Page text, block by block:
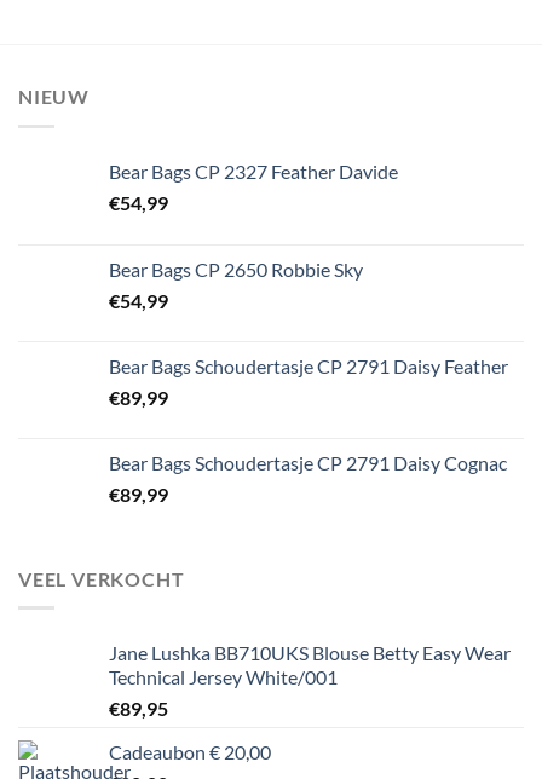
NIEUW
Bear Bags CP 2327 Feather Davide
€54,99
Bear Bags CP 2650 Robbie Sky
€54,99
Bear Bags Schoudertasje CP 2791 Daisy Feather
€89,99
Bear Bags Schoudertasje CP 2791 Daisy Cognac
€89,99
VEEL VERKOCHT
Jane Lushka BB710UKS Blouse Betty Easy Wear
Technical Jersey White/001
€89,95
Cadeaubon € 20,00